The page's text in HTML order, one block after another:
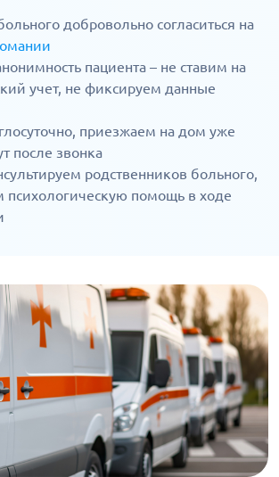
добровольно согласиться на
пациента – не ставим на
учет, не фиксируем данные
приезжаем на дом уже
после звонка
родственников больного,
психологическую помощь в ходе